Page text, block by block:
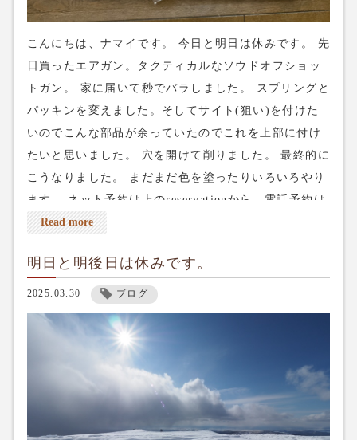
こんにちは、ナマイです。 今日と明日は休みです。 先
日買ったエアガン。タクティカルなソウドオフショッ
トガン。 家に届いて秒でバラしました。 スプリングと
パッキンを変えました。そしてサイト(狙い)を付けた
いのでこんな部品が余っていたのでこれを上部に付け
たいと思いました。 穴を開けて削りました。 最終的に
こうなりました。 まだまだ色を塗ったりいろいろやり
ます。 ネット予約は上のreservationから、電話予約は
03-5284-8672、よろしくお願いします。
Read more
明日と明後日は休みです。
2025.03.30 ブログ